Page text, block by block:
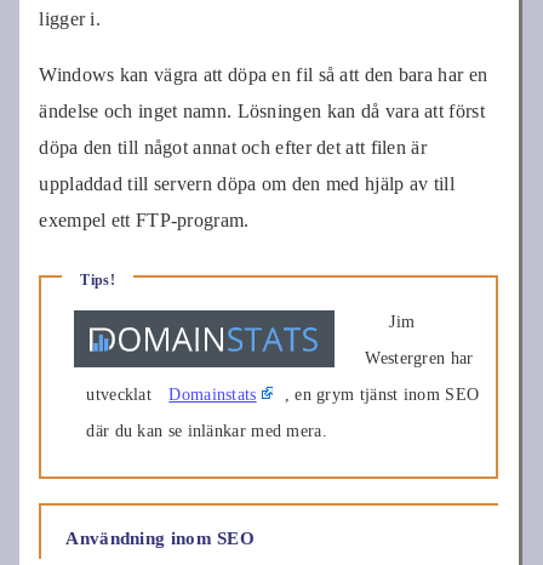
ligger i.
Windows kan vägra att döpa en fil så att den bara har en
ändelse och inget namn. Lösningen kan då vara att först
döpa den till något annat och efter det att filen är
uppladdad till servern döpa om den med hjälp av till
exempel ett FTP-program.
Tips!
Jim
Westergren har
utvecklat
Domainstats
, en grym tjänst inom SEO
där du kan se inlänkar med mera.
Användning inom SEO